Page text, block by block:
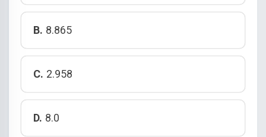
B. 8.865
C. 2.958
D. 8.0